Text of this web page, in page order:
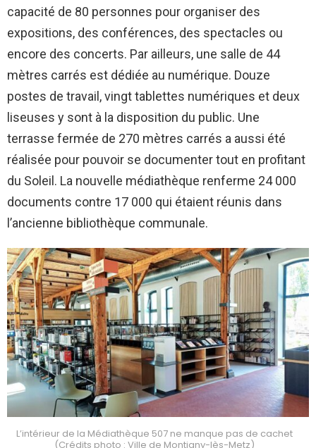
capacité de 80 personnes pour organiser des
expositions, des conférences, des spectacles ou
encore des concerts. Par ailleurs, une salle de 44
mètres carrés est dédiée au numérique. Douze
postes de travail, vingt tablettes numériques et deux
liseuses y sont à la disposition du public. Une
terrasse fermée de 270 mètres carrés a aussi été
réalisée pour pouvoir se documenter tout en profitant
du Soleil. La nouvelle médiathèque renferme 24 000
documents contre 17 000 qui étaient réunis dans
l’ancienne bibliothèque communale.
L’intérieur de la Médiathèque 507 ne manque pas de cachet
(Crédits photo : Ville de Montigny-lès-Metz)